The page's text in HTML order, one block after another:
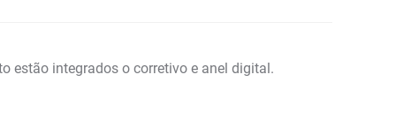
estão integrados o corretivo e anel digital.